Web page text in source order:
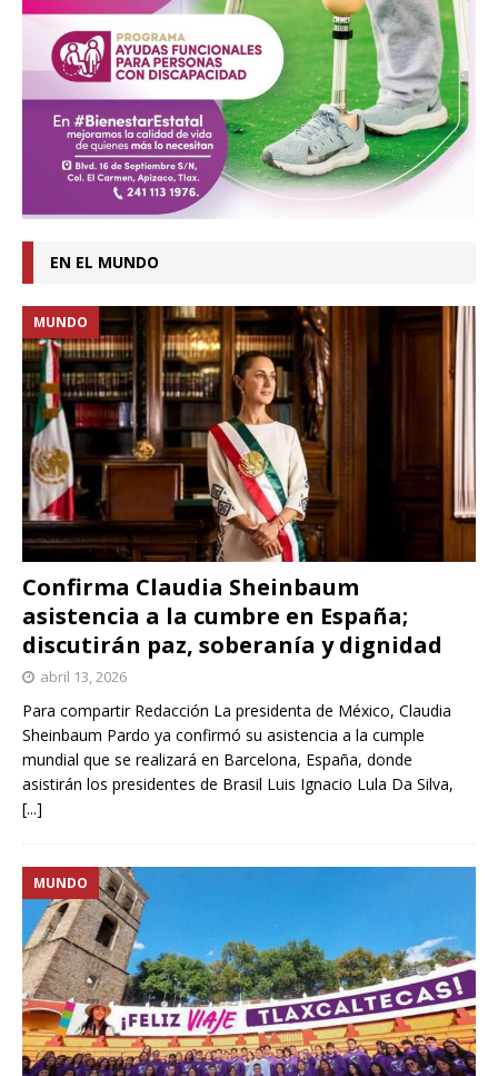
EN EL MUNDO
Confirma Claudia Sheinbaum
asistencia a la cumbre en España;
discutirán paz, soberanía y dignidad
MUNDO
abril 13, 2026
Para compartir Redacción La presidenta de México, Claudia
Sheinbaum Pardo ya confirmó su asistencia a la cumple
mundial que se realizará en Barcelona, España, donde
asistirán los presidentes de Brasil Luis Ignacio Lula Da Silva,
[...]
MUNDO